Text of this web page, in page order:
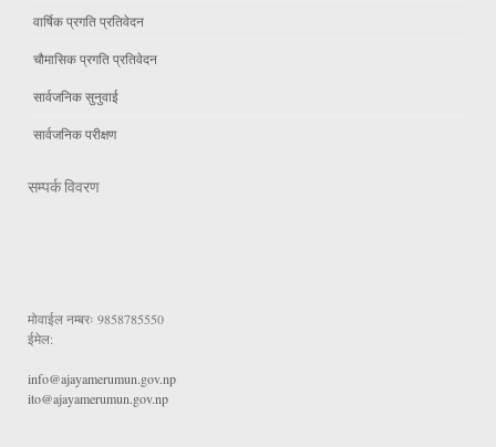
वार्षिक प्रगति प्रतिवेदन
चौमासिक प्रगति प्रतिवेदन
सार्वजनिक सुनुवाई
सार्वजनिक परीक्षण
सम्पर्क विवरण
मोवाईल नम्बरः 9858785550
ईमेल:
info@ajayamerumun.gov.np
ito@ajayamerumun.gov.np